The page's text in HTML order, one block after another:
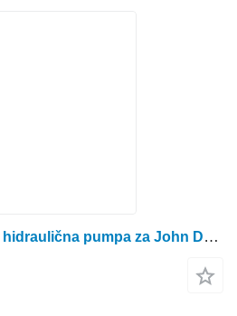
John Deere AXE66085 hidraulična pumpa za John Deere traktora točkaša